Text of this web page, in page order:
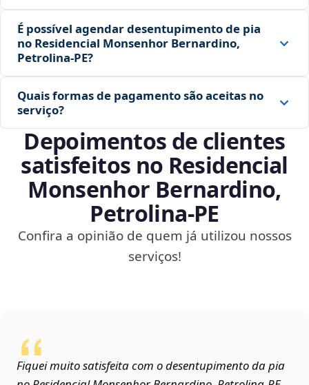
É possível agendar desentupimento de pia
no Residencial Monsenhor Bernardino,
Petrolina‑PE?
Quais formas de pagamento são aceitas no
serviço?
Depoimentos de clientes
satisfeitos no Residencial
Monsenhor Bernardino,
Petrolina‑PE
Confira a opinião de quem já utilizou nossos
serviços!
Fiquei muito satisfeita com o desentupimento da pia